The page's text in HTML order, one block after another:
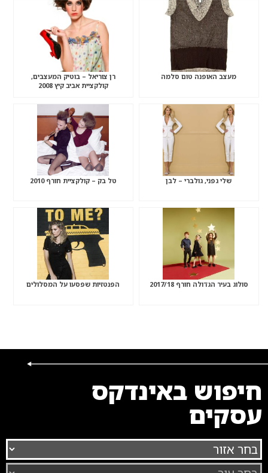
מעצב האופנה טום סלמה
רן צוריאל – בוטיק המעצבים,
קולקציית אביב קיץ 2008
שלי גפני, גולברי – לבן טל בק – קולקציית חורף 2010
סולוג בעיר הגדולה חורף 2017/18 הפנטזיות שפסעו על המסלולים
חיפוש באינדקס
עסקים